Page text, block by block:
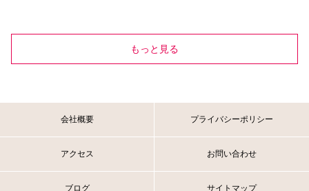
もっと見る
会社概要 プライバシーポリシー
アクセス お問い合わせ
ブログ サイトマップ